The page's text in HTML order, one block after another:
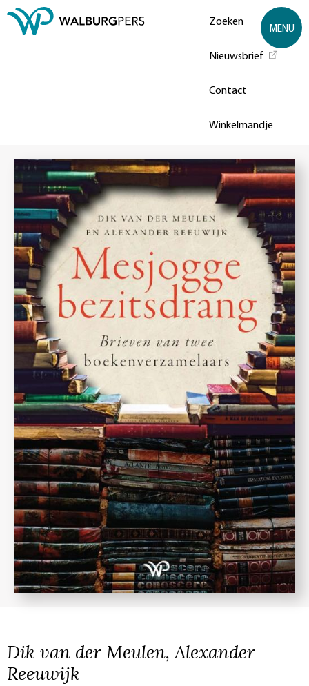
Zoeken
Nieuwsbrief
Contact
Winkelmandje
MENU
Dik van der Meulen, Alexander
Reeuwijk